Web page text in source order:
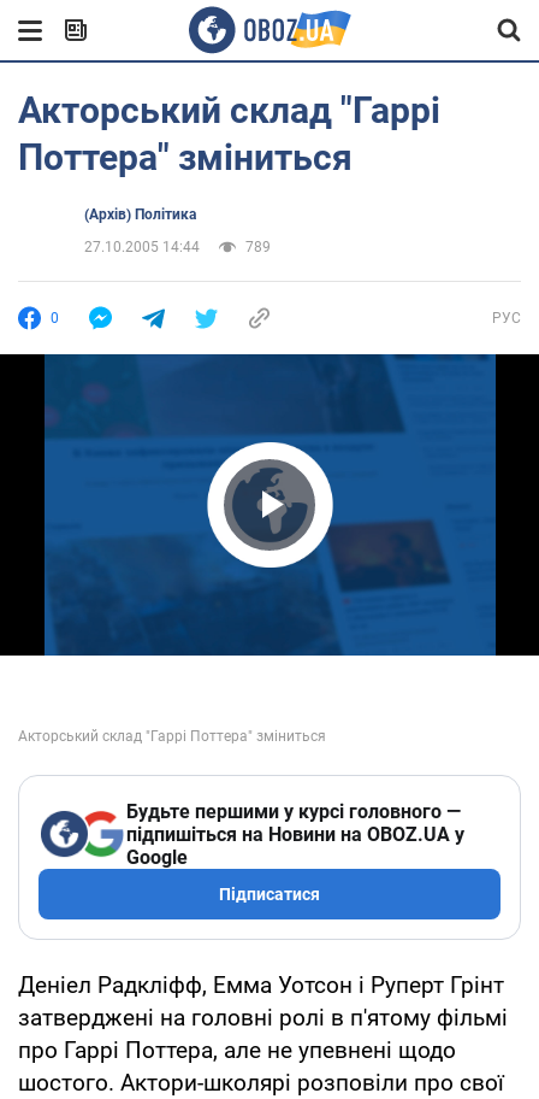
Акторський склад "Гаррі
Поттера" зміниться
(Архів) Політика
27.10.2005 14:44
789
0 РУС
Play Video
Будьте першими у курсі головного —
підпишіться на Новини на OBOZ.UA у
Google
Підписатися
Деніел Радкліфф, Емма Уотсон і Руперт Грінт
затверджені на головні ролі в п'ятому фільмі
про Гаррі Поттера, але не упевнені щодо
шостого. Актори-школярі розповіли про свої